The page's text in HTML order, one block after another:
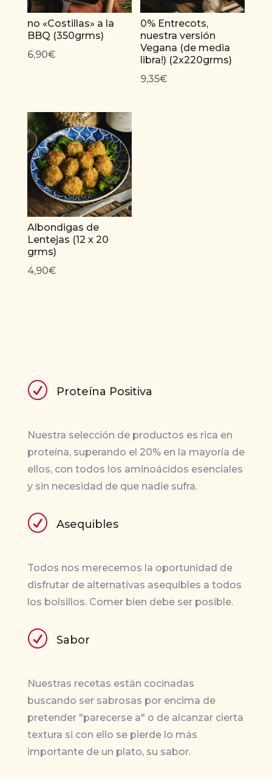
no «Costillas» a la
BBQ (350grms)
6,90€
0% Entrecots,
nuestra versión
Vegana (de media
libra!) (2x220grms)
9,35€
Albondigas de
Lentejas (12 x 20
grms)
4,90€
R Proteína Positiva
Nuestra selección de productos es rica en
proteína, superando el 20% en la mayoría de
ellos, con todos los aminoácidos esenciales
y sin necesidad de que nadie sufra.
R Asequibles
Todos nos merecemos la oportunidad de
disfrutar de alternativas asequibles a todos
los bolsillos. Comer bien debe ser posible.
R Sabor
Nuestras recetas están cocinadas
buscando ser sabrosas por encima de
pretender "parecerse a" o de alcanzar cierta
textura si con ello se pierde lo más
importante de un plato, su sabor.